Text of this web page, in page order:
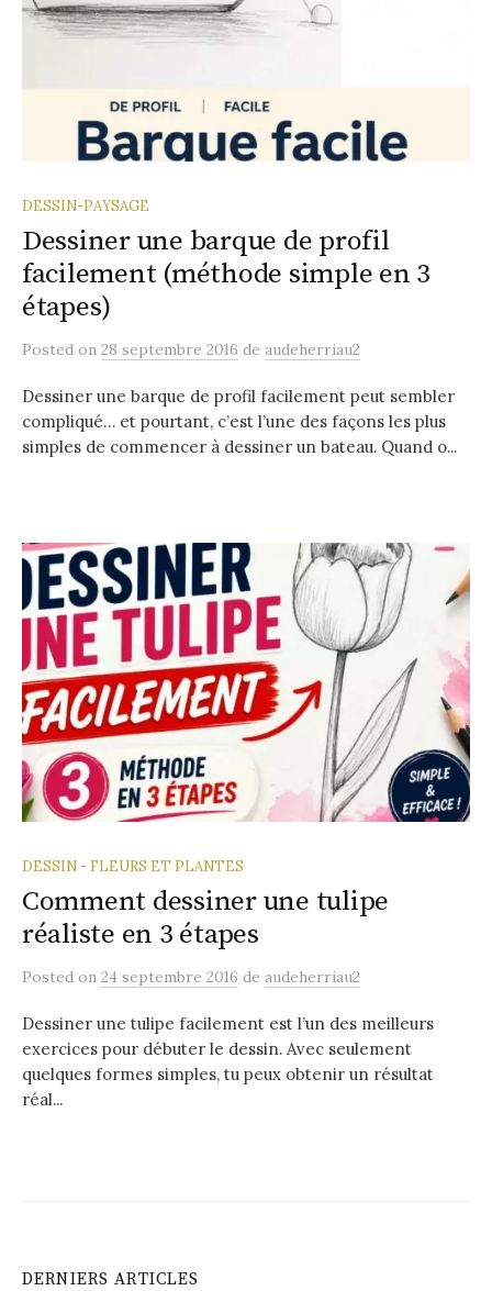
DESSIN-PAYSAGE
Dessiner une barque de profil
facilement (méthode simple en 3
étapes)
Posted on 28 septembre 2016 de audeherriau2
Dessiner une barque de profil facilement peut sembler
compliqué… et pourtant, c’est l’une des façons les plus
simples de commencer à dessiner un bateau. Quand o...
DESSIN - FLEURS ET PLANTES
Comment dessiner une tulipe
réaliste en 3 étapes
Posted on 24 septembre 2016 de audeherriau2
Dessiner une tulipe facilement est l’un des meilleurs
exercices pour débuter le dessin. Avec seulement
quelques formes simples, tu peux obtenir un résultat
réal...
DERNIERS ARTICLES